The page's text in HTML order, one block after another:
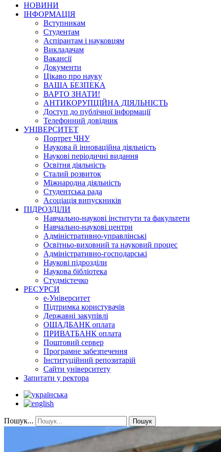
НОВИНИ
ІНФОРМАЦІЯ
Вступникам
Студентам
Аспірантам і науковцям
Викладачам
Вакансії
Документи
Цікаво про науку
ВАША БЕЗПЕКА
ВАРТО ЗНАТИ!
АНТИКОРУПЦІЙНА ДІЯЛЬНІСТЬ
Доступ до публічної інформації
Телефонний довідник
УНІВЕРСИТЕТ
Портрет ЧНУ
Наукова й інноваційна діяльність
Наукові періодичні видання
Освітня діяльність
Сталий розвиток
Міжнародна діяльність
Студентська рада
Асоціація випускників
ПІДРОЗДІЛИ
Навчально-наукові інститути та факультети
Навчально-наукові центри
Адміністративно-управлінські
Освітньо-виховний та науковий процес
Адміністративно-господарські
Наукові підрозділи
Наукова бібліотека
Студмістечко
РЕСУРСИ
е-Університет
Підтримка користувачів
Державні закупівлі
ОЩАДБАНК оплата
ПРИВАТБАНК оплата
Поштовий сервер
Програмне забезпечення
Інституційний репозитарій
Сайти університету
Запитати у ректора
Пошук... Пошук